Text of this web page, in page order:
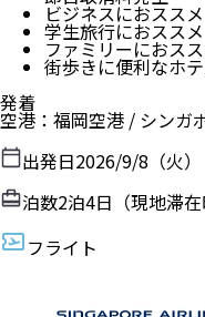
ビジネスにおススメ
学生旅行におススメ
ファミリーにおス
街歩きに便利なホ
発着
空港 ： 福岡空港 / シンガ
出発日2026/9/8（火）
泊数2泊4日（現地滞在
フライト